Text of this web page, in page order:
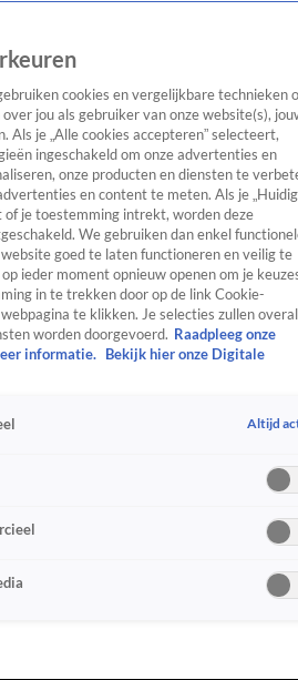
TV Algemeen
Tip
RealityCrimeVideo's
cookies en vergelijkbare technieken
jou als gebruiker van onze website(s),
Als je „Alle cookies accepteren” selecteert,
ingeschakeld om onze advertenties en
onze producten en diensten te
en content te meten. Als je
of je toestemming intrekt, worden deze
We gebruiken dan enkel
goed te laten functioneren en veilig te
ieder moment opnieuw openen om je
in te trekken door op de link Cookie-
te klikken. Je selecties zullen overal
worden doorgevoerd. Raadpleeg onze
informatie.
Bekijk hier onze Digitale
Altijd